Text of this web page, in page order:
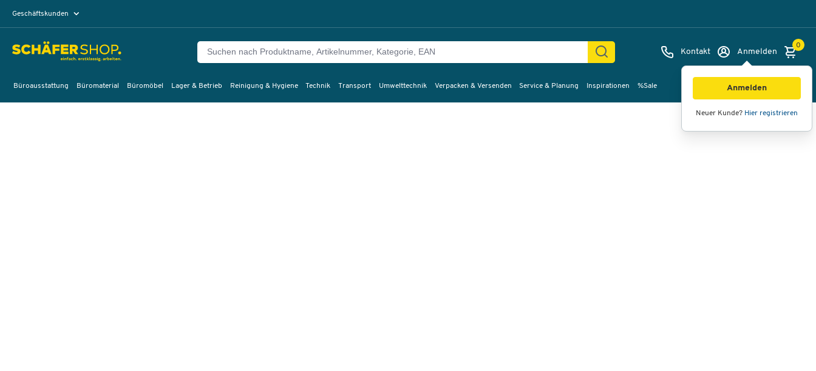
Geschäftskunden
Kontakt Anmelden
Anmelden
Neuer Kunde? Hier registrieren
0
Büroausstattung Büromaterial Büromöbel Lager & Betrieb Reinigung & Hygiene Technik Transport Umwelttechnik Verpacken & Versenden Service & Planung Inspirationen %Sale
Bilder Videos 360°-Ansicht